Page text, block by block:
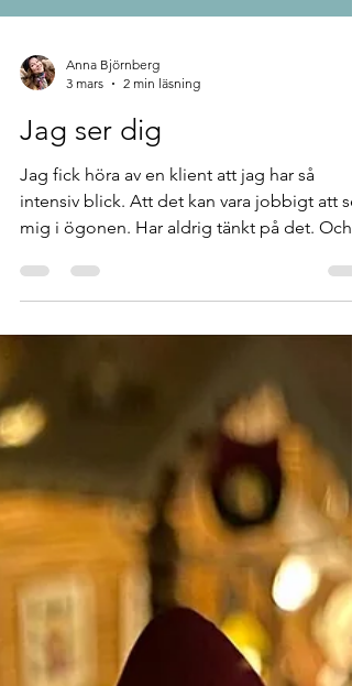
Anna Björnberg
3 mars
2 min läsning
Jag ser dig
Jag fick höra av en klient att jag har så
mig i ögonen. Har aldrig tänkt på det. Och
har inte hört det på det sättet förut. Det är
naturligt för mig, att titta någon i ögonen -
guidar, med blick, rörelse och ljud. Det är
jag "skannar av" och connectar. Det är så
ser bakom och känner av. Det är så jag ser
det du inte säger, och det är så jag healar.
Det är så jag är van att göra